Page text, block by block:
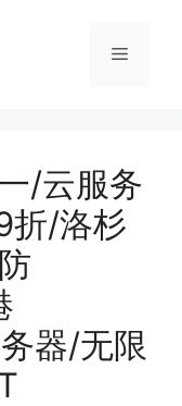
菜
/云服务
折/洛杉
器/无限